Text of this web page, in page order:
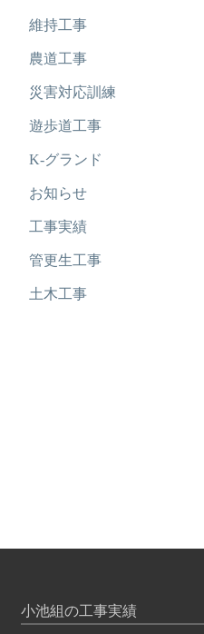
維持工事
農道工事
災害対応訓練
遊歩道工事
K-グランド
お知らせ
工事実績
管更生工事
土木工事
小池組の工事実績